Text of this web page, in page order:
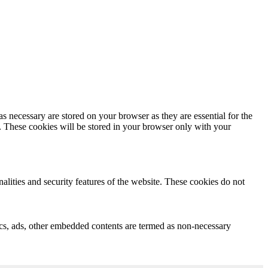
are stored on your browser as they are essential for the
These cookies will be stored in your browser only with your
and security features of the website. These cookies do not
other embedded contents are termed as non-necessary